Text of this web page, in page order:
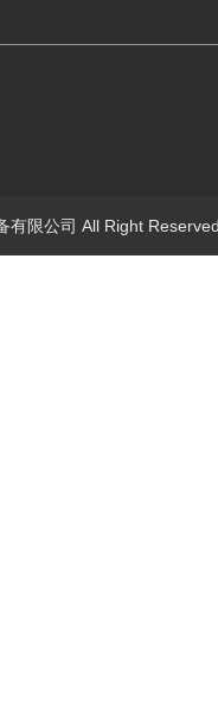
有限公司 All Right